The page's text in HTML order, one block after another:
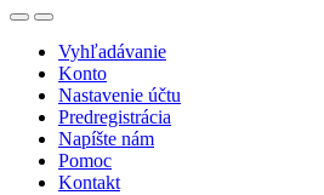
Vyhľadávanie
Konto
Nastavenie účtu
Predregistrácia
Napíšte nám
Pomoc
Kontakt